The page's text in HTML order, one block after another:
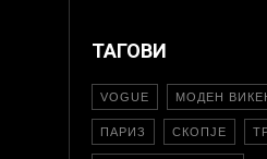
ТАГОВИ
VOGUE МОДЕН
ПАРИЗ СКОПЈЕ